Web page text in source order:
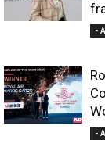
-
-